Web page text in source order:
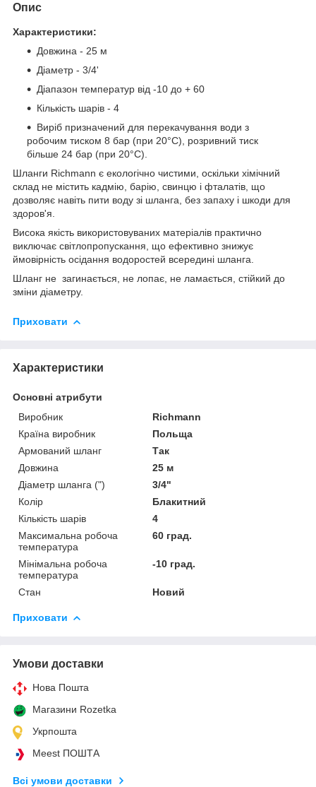
Опис
Характеристики:
Довжина - 25 м
Діаметр - 3/4'
Діапазон температур від -10 до + 60
Кількість шарів - 4
Виріб призначений для перекачування води з
робочим тиском 8 бар (при 20°C), розривний тиск
більше 24 бар (при 20°C).
Шланги Richmann є екологічно чистими, оскільки хімічний
склад не містить кадмію, барію, свинцю і фталатів, що
дозволяє навіть пити воду зі шланга, без запаху і шкоди для
здоров'я.
Висока якість використовуваних матеріалів практично
виключає світлопропускання, що ефективно знижує
ймовірність осідання водоростей всередині шланга.
Шланг не загинається, не лопає, не ламається, стійкий до
зміни діаметру.
Приховати
Характеристики
Основні атрибути
Виробник
Richmann
Країна виробник
Польща
Армований шланг
Так
Довжина
25 м
Діаметр шланга (")
3/4"
Колір
Блакитний
Кількість шарів
4
Максимальна робоча
температура
60 град.
Мінімальна робоча
температура
-10 град.
Стан Новий
Приховати
Умови доставки
Нова Пошта
Магазини Rozetka
Укрпошта
Meest ПОШТА
Всі умови доставки